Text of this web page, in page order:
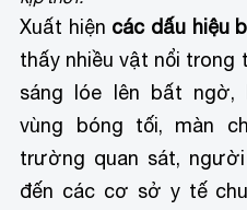
Xuất hiện các dấu hiệu
thấy nhiều vật nổi trong
sáng lóe lên bất ngờ,
vùng bóng tối, màn
trường quan sát,
đến các cơ sở y tế